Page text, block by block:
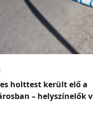
holttest került elő a
– helyszínelők